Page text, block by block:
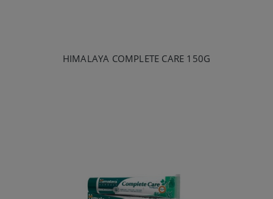
HIMALAYA COMPLETE CARE 150G